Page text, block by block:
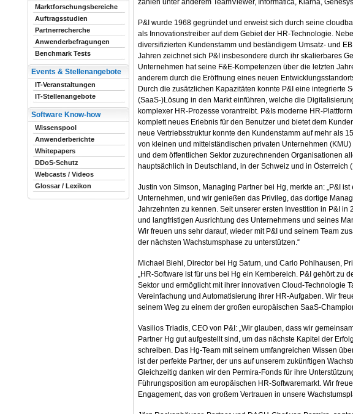
zählen unter anderem TeamViewer, Informatica, Klarna,
P&I wurde 1968 gegründet und erweist sich durch seine
als Innovationstreiber auf dem Gebiet der HR-Technologie.
diversifizierten Kundenstamm und beständigem Umsatz- und
Jahren zeichnet sich P&I insbesondere durch ihr skalierbares
Unternehmen hat seine F&E-Kompetenzen über die letzten
anderem durch die Eröffnung eines neuen
Durch die zusätzlichen Kapazitäten konnte P&I eine integrierte
(SaaS-)Lösung in den Markt einführen, welche die
komplexer HR-Prozesse vorantreibt. P&Is moderne HR-
komplett neues Erlebnis für den Benutzer und bietet dem
neue Vertriebsstruktur konnte den Kundenstamm auf mehr als
von kleinen und mittelständischen privaten Unternehmen
und dem öffentlichen Sektor zuzurechnenden Organisationen
hauptsächlich in Deutschland, in der Schweiz und in Österreich
Justin von Simson, Managing Partner bei Hg, merkte an: „P&I
Unternehmen, und wir genießen das Privileg, das dortige
Jahrzehnten zu kennen. Seit unserer ersten Investition in P&I in
und langfristigen Ausrichtung des Unternehmens und seines
Wir freuen uns sehr darauf, wieder mit P&I und seinem Team
der nächsten Wachstumsphase zu unterstützen.“
Michael Biehl, Director bei Hg Saturn, und Carlo Pohlhausen,
„HR-Software ist für uns bei Hg ein Kernbereich. P&I gehört zu
Sektor und ermöglicht mit ihrer innovativen Cloud-Technologie
Vereinfachung und Automatisierung ihrer HR-Aufgaben. Wir
seinem Weg zu einem der großen europäischen SaaS-
Vasilios Triadis, CEO von P&I: „Wir glauben, dass wir
Partner Hg gut aufgestellt sind, um das nächste Kapitel der
schreiben. Das Hg-Team mit seinem umfangreichen Wissen
ist der perfekte Partner, der uns auf unserem zukünftigen
Gleichzeitig danken wir den Permira-Fonds für ihre
Führungsposition am europäischen HR-Softwaremarkt. Wir
Engagement, das von großem Vertrauen in unsere
Marktforschungsbereiche
Auftragsstudien
Partnerrecherche
Anwenderbefragungen
Benchmark Tests
Events & Stellenangebote
IT-Veranstaltungen
IT-Stellenangebote
Software Know-how
Wissenspool
Anwenderberichte
Whitepapers
DDoS-Schutz
Webcasts / Videos
Glossar / Lexikon